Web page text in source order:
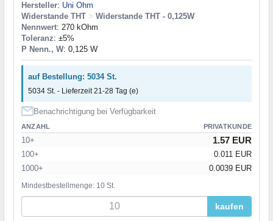
Hersteller: Uni Ohm
Widerstande THT > Widerstande THT - 0,125W
Nennwert: 270 kOhm
Toleranz: ±5%
P Nenn., W: 0,125 W
auf Bestellung: 5034 St.
5034 St. - Lieferzeit 21-28 Tag (e)
Benachrichtigung bei Verfügbarkeit
ANZAHL PRIVATKUNDE
10+ 1.57 EUR
100+
0.011 EUR
1000+
0.0039 EUR
Mindestbestellmenge: 10 St.
kaufen